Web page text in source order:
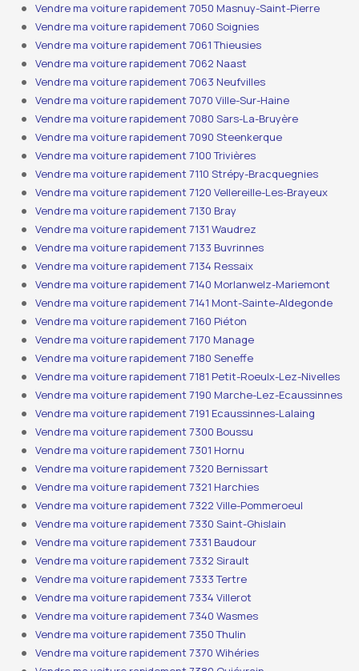
Vendre ma voiture rapidement 7050 Masnuy-Saint-Pierre
Vendre ma voiture rapidement 7060 Soignies
Vendre ma voiture rapidement 7061 Thieusies
Vendre ma voiture rapidement 7062 Naast
Vendre ma voiture rapidement 7063 Neufvilles
Vendre ma voiture rapidement 7070 Ville-Sur-Haine
Vendre ma voiture rapidement 7080 Sars-La-Bruyère
Vendre ma voiture rapidement 7090 Steenkerque
Vendre ma voiture rapidement 7100 Trivières
Vendre ma voiture rapidement 7110 Strépy-Bracquegnies
Vendre ma voiture rapidement 7120 Vellereille-Les-Brayeux
Vendre ma voiture rapidement 7130 Bray
Vendre ma voiture rapidement 7131 Waudrez
Vendre ma voiture rapidement 7133 Buvrinnes
Vendre ma voiture rapidement 7134 Ressaix
Vendre ma voiture rapidement 7140 Morlanwelz-Mariemont
Vendre ma voiture rapidement 7141 Mont-Sainte-Aldegonde
Vendre ma voiture rapidement 7160 Piéton
Vendre ma voiture rapidement 7170 Manage
Vendre ma voiture rapidement 7180 Seneffe
Vendre ma voiture rapidement 7181 Petit-Roeulx-Lez-Nivelles
Vendre ma voiture rapidement 7190 Marche-Lez-Ecaussinnes
Vendre ma voiture rapidement 7191 Ecaussinnes-Lalaing
Vendre ma voiture rapidement 7300 Boussu
Vendre ma voiture rapidement 7301 Hornu
Vendre ma voiture rapidement 7320 Bernissart
Vendre ma voiture rapidement 7321 Harchies
Vendre ma voiture rapidement 7322 Ville-Pommeroeul
Vendre ma voiture rapidement 7330 Saint-Ghislain
Vendre ma voiture rapidement 7331 Baudour
Vendre ma voiture rapidement 7332 Sirault
Vendre ma voiture rapidement 7333 Tertre
Vendre ma voiture rapidement 7334 Villerot
Vendre ma voiture rapidement 7340 Wasmes
Vendre ma voiture rapidement 7350 Thulin
Vendre ma voiture rapidement 7370 Wihéries